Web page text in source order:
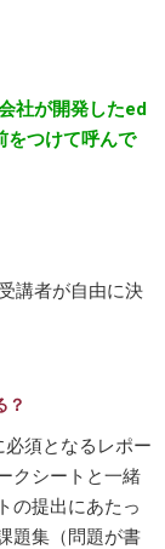
社が開発したed
をつけて呼んで
講者が自由に決
？
須となるレポー
クシートと一緒
の提出にあたっ
題集（問題が書